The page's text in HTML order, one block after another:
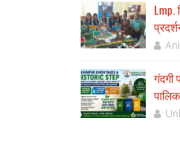
Lmp.
गंदगी